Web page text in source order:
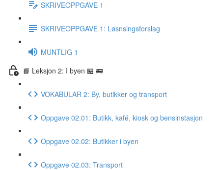
SKRIVEOPPGAVE 1
SKRIVEOPPGAVE 1: Løsnsingsforslag
MUNTLIG 1
📘 Leksjon 2: I byen 🏪 🚌
VOKABULAR 2: By, butikker og transport
Oppgave 02.01: Butikk, kafé, kiosk og bensinstasjon
Oppgave 02.02: Butikker i byen
Oppgave 02.03: Transport